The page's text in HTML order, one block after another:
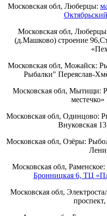
Московская обл, Люберцы:
Московская обл,
(д.Машково) строение
Московская обл, Можайск:
Рыбалки" Переяслав-
Московская обл, Мытищи:
Московская обл, Одинцово:
Внуковская
Московская обл, Озёры:
Московская обл, Раменское:
Бронницкая 6, ТЦ
Московская обл,